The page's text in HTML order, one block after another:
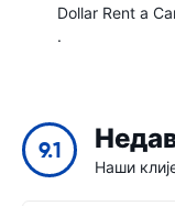
Dollar Rent a
.
9.1
Наши